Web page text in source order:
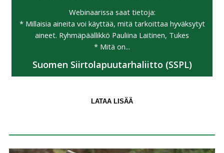
Webinaarissa saat tietoja:
* Millaisia aineita voi käyttää, mitä tarkoittaa hyväksytyt
aineet. Ryhmäpäällikkö Pauliina Laitinen, Tukes
* Mitä on...
Suomen Siirtolapuutarhaliitto (SSPL)
LATAA LISÄÄ